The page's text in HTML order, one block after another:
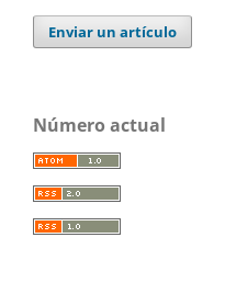
Enviar un artículo
Número actual